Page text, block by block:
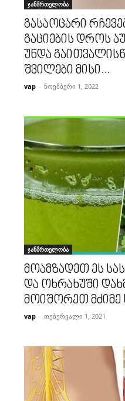
ჯანმრთელობა
გასაოცარი
გაციების დროს
უნდა
შვილები მისი...
vap - ნოემბერი 1, 2022
ჯანმრთელობა
მოამზადეთ ეს
და ოხრახუში
მოიშორეთ მძიმე
vap - თებერვალი 1, 2021